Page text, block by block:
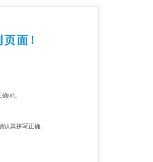
url。
其拼写正确。